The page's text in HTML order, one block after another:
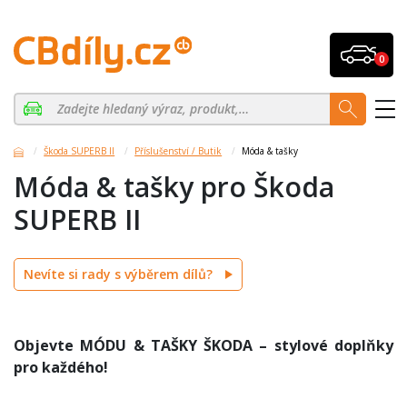
0
Škoda SUPERB II Příslušenství / Butik Móda & tašky
Móda & tašky pro Škoda
SUPERB II
Nevíte si rady s výběrem dílů?
Objevte MÓDU & TAŠKY ŠKODA – stylové doplňky
pro každého!